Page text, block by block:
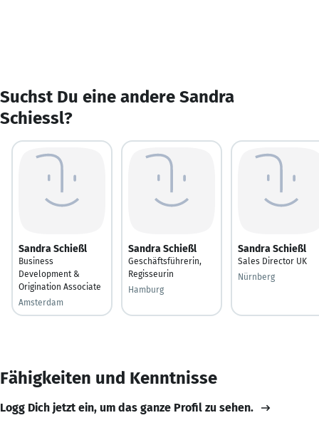
Suchst Du eine andere Sandra
Schiessl?
Sandra Schießl
Business
Development &
Origination Associate
Amsterdam
Sandra Schießl
Geschäftsführerin,
Regisseurin
Hamburg
Sandra Schießl
Sales Director UK
Nürnberg
Fähigkeiten und Kenntnisse
Logg Dich jetzt ein, um das ganze Profil zu sehen.